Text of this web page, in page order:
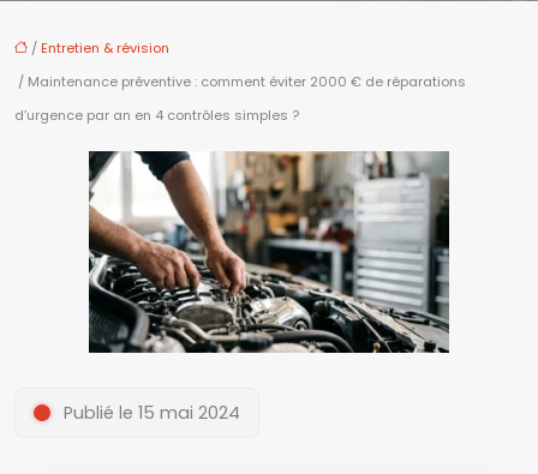
/ Entretien & révision
/ Maintenance préventive : comment éviter 2000 € de réparations
d’urgence par an en 4 contrôles simples ?
Publié le 15 mai 2024